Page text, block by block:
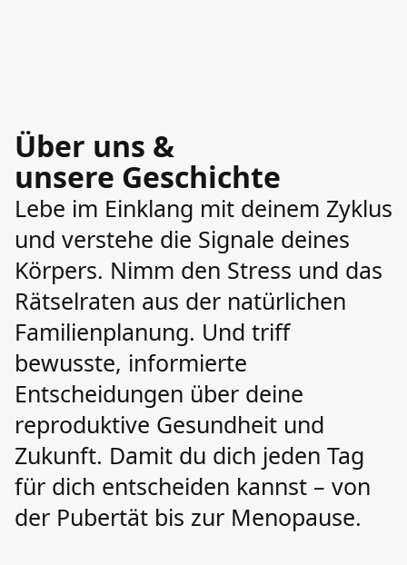
Über uns &
unsere Geschichte
Lebe im Einklang mit deinem Zyklus
und verstehe die Signale deines
Körpers. Nimm den Stress und das
Rätselraten aus der natürlichen
Familienplanung. Und triff
bewusste, informierte
Entscheidungen über deine
reproduktive Gesundheit und
Zukunft. Damit du dich jeden Tag
für dich entscheiden kannst – von
der Pubertät bis zur Menopause.